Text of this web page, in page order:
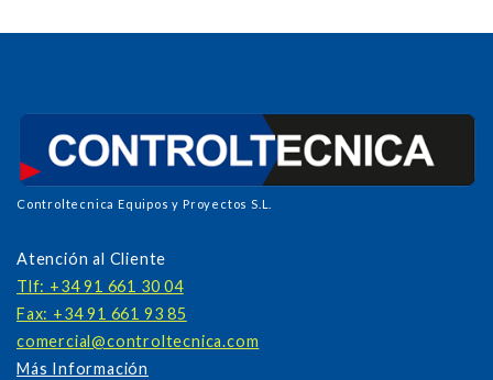
Controltecnica Equipos y Proyectos S.L.
Atención al Cliente
Tlf: +34 91 661 30 04
Fax: +34 91 661 93 85
comercial@controltecnica.com
Más Información